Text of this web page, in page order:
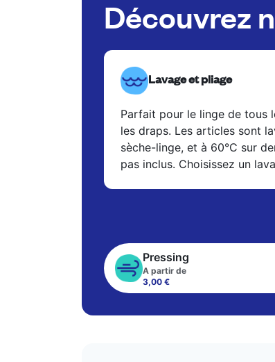
Découvrez
Lavage et pliage
Parfait pour le linge de tous
les draps. Les articles sont
sèche-linge, et à 60°C sur
pas inclus. Choisissez un
Pressing
A partir de
3,00 €